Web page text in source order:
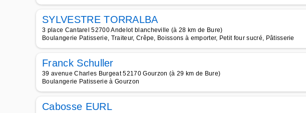
SYLVESTRE TORRALBA
3 place Cantarel 52700 Andelot blancheville (à 28 km de Bure)
Boulangerie Patisserie, Traiteur, Crêpe, Boissons à emporter, Petit four sucré, Pâtisserie
Franck Schuller
39 avenue Charles Burgeat 52170 Gourzon (à 29 km de Bure)
Boulangerie Patisserie à Gourzon
Cabosse EURL